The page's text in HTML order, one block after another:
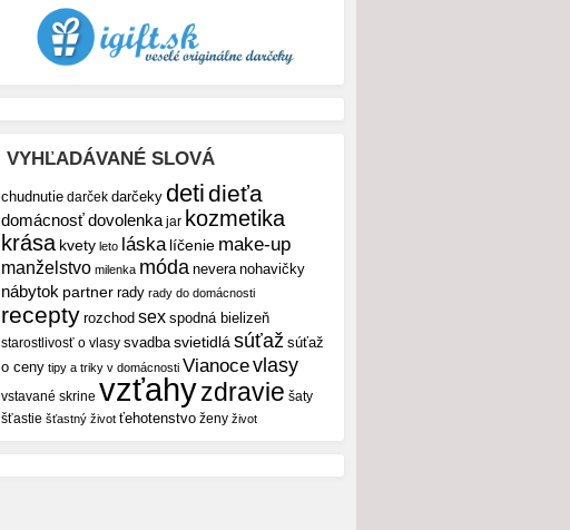
VYHĽADÁVANÉ SLOVÁ
chudnutie darček darčeky detidieťa
domácnosťdovolenka jar kozmetika
krása kvety leto láska líčenie make-up
manželstvo milenka móda nevera nohavičky
nábytok partner rady rady do domácnosti
recepty rozchod sex spodná bielizeň
starostlivosť o vlasy svadba svietidlá súťaž súťaž
o ceny tipy a triky v domácnosti Vianocevlasy
vstavané skrine vzťahyzdravie šaty
šťastie šťastný život ťehotenstvo ženy život